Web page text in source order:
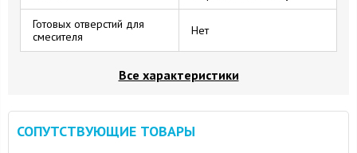
Готовых отверстий для
смесителя
Нет
Все характеристики
СОПУТСТВУЮЩИЕ ТОВАРЫ